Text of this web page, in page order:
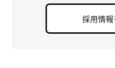
採用情